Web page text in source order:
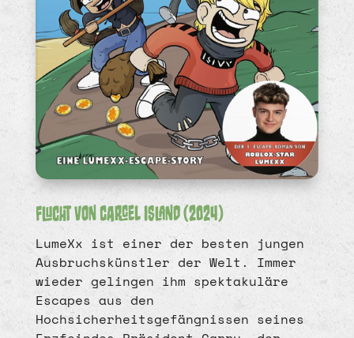
Flucht von Carcel Island (2024)
LumeXx ist einer der besten jungen
Ausbruchskünstler der Welt. Immer
wieder gelingen ihm spektakuläre
Escapes aus den
Hochsicherheitsgefängnissen seines